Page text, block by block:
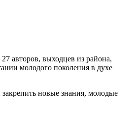
авторов, выходцев из района,
молодого поколения в духе
новые знания, молодые